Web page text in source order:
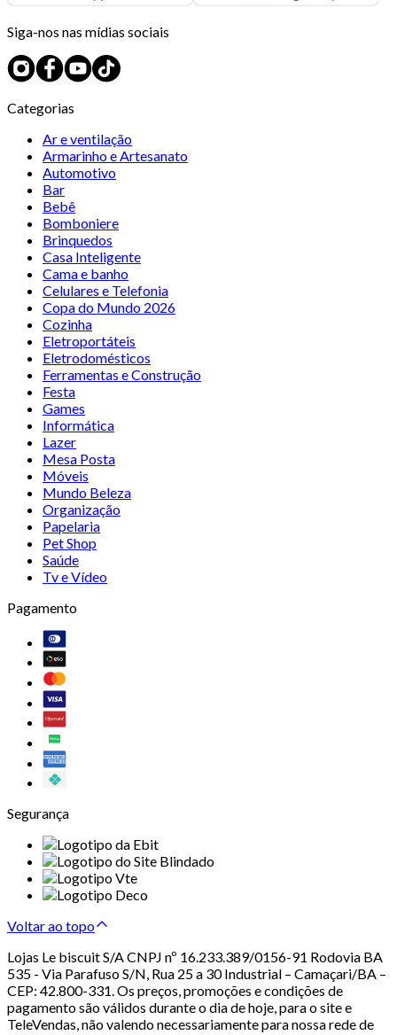
Siga-nos nas mídias sociais
Categorias
Ar e ventilação
Armarinho e Artesanato
Automotivo
Bar
Bebê
Bomboniere
Brinquedos
Casa Inteligente
Cama e banho
Celulares e Telefonia
Copa do Mundo 2026
Cozinha
Eletroportáteis
Eletrodomésticos
Ferramentas e Construção
Festa
Games
Informática
Lazer
Mesa Posta
Móveis
Mundo Beleza
Organização
Papelaria
Pet Shop
Saúde
Tv e Vídeo
Pagamento
Segurança
Voltar ao topo
Lojas Le biscuit S/A CNPJ nº 16.233.389/0156-91 Rodovia BA
535 - Via Parafuso S/N, Rua 25 a 30 Industrial – Camaçari/BA –
CEP: 42.800-331. Os preços, promoções e condições de
pagamento são válidos durante o dia de hoje, para o site e
TeleVendas, não valendo necessariamente para nossa rede de